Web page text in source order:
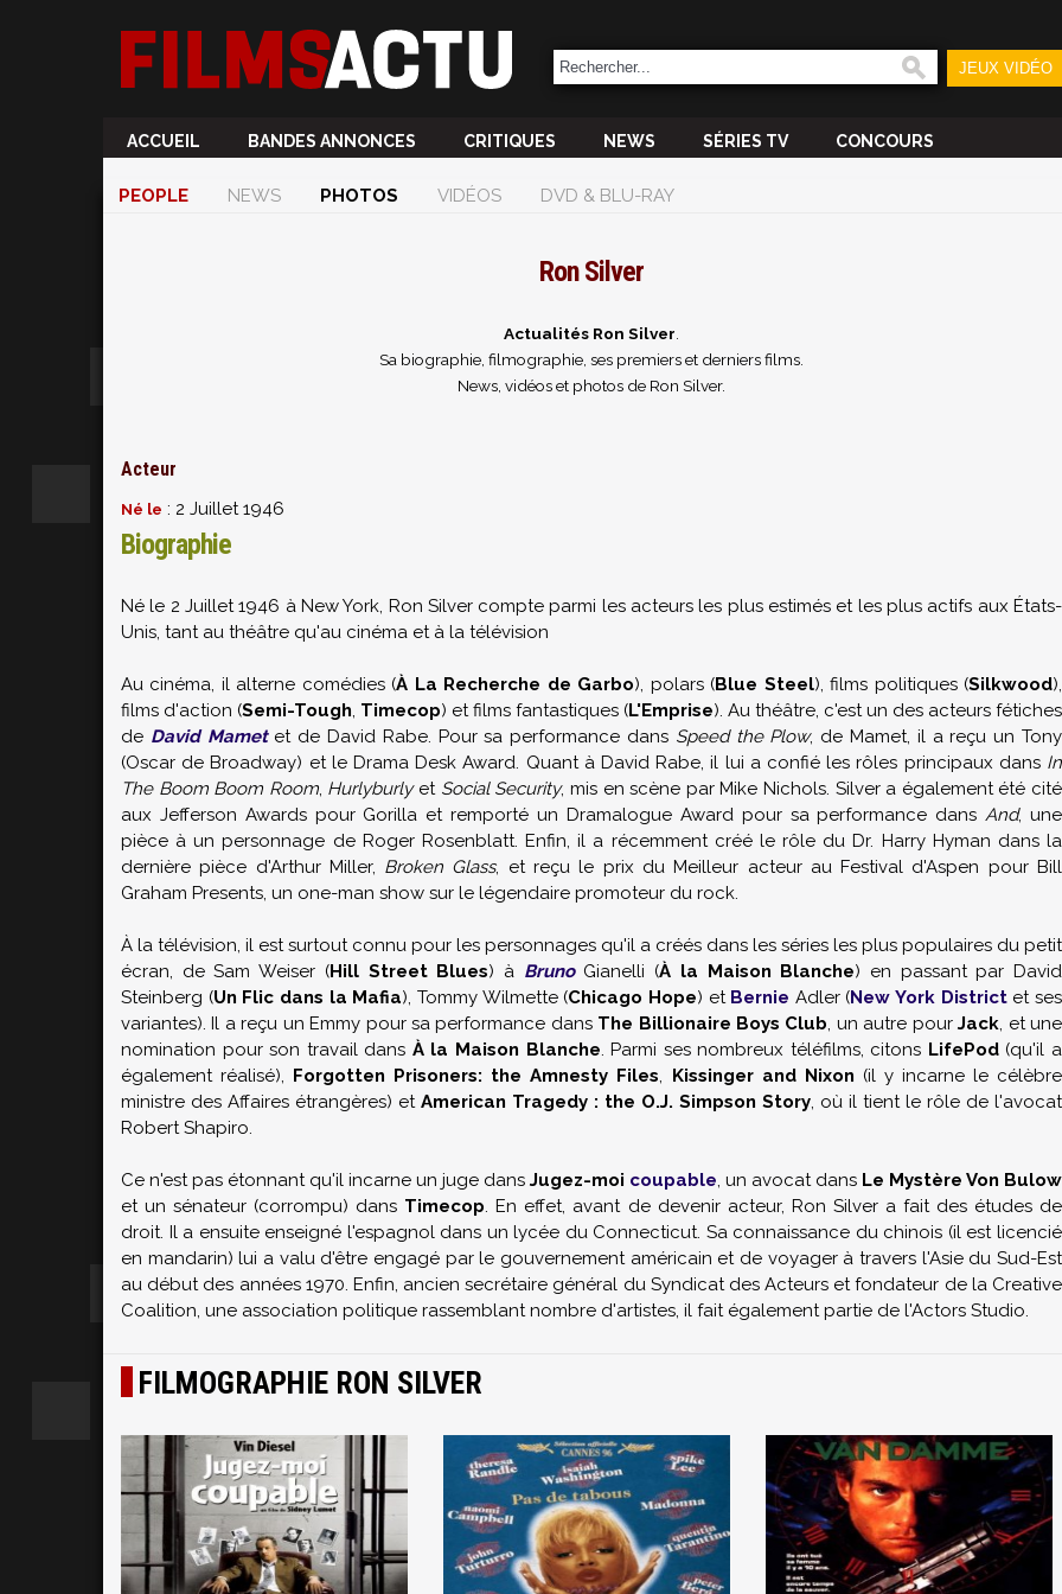
JEUX VIDÉO
ACCUEIL BANDES ANNONCES CRITIQUES NEWS SÉRIES TV CONCOURS
PEOPLE NEWS PHOTOS VIDÉOS DVD & BLU-RAY
Ron Silver
Actualités Ron Silver
Sa biographie, filmographie, ses premiers et derniers films.
News, vidéos et photos de Ron Silver.
Acteur
Né le : 2 Juillet 1946
Biographie
Né le 2 Juillet 1946 à New York, Ron Silver compte parmi les acteurs les plus estimés et les plus actifs aux États-
Unis, tant au théâtre qu'au cinéma et à la télévision
Au cinéma, il alterne comédies (À La Recherche de Garbo), polars (Blue Steel), films politiques (Silkwood),
films d'action (Semi-Tough, Timecop) et films fantastiques (L'Emprise). Au théâtre, c'est un des acteurs fétiches
de David Mametet de David Rabe. Pour sa performance dans Speed the Plow, de Mamet, il a reçu un Tony
(Oscar de Broadway) et le Drama Desk Award. Quant à David Rabe, il lui a confié les rôles principaux dans In
The Boom Boom Room, Hurlyburlyet Social Security, mis en scène par Mike Nichols. Silver a également été cité
aux Jefferson Awards pour Gorilla et remporté un Dramalogue Award pour sa performance dansAnd, une
pièce à un personnage de Roger Rosenblatt. Enfin, il a récemment créé le rôle du Dr. Harry Hyman dans la
dernière pièce d'Arthur Miller, Broken Glass, et reçu le prix du Meilleur acteur au Festival d'Aspen pour Bill
Graham Presents, un one-man show sur le légendaire promoteur du rock.
À la télévision, il est surtout connu pour les personnages qu'il a créés dans les séries les plus populaires du petit
écran, de Sam Weiser (Hill Street Blues) à BrunoGianelli (À la Maison Blanche) en passant par David
Steinberg (Un Flic dans la Mafia), Tommy Wilmette (Chicago Hope) et Bernie Adler (New York District et ses
variantes). Il a reçu un Emmy pour sa performance dans The Billionaire Boys Club, un autre pourJack, et une
nomination pour son travail dans À la Maison Blanche. Parmi ses nombreux téléfilms, citons LifePod(qu'il a
également réalisé), Forgotten Prisoners: the Amnesty Files, Kissinger and Nixon (il y incarne le célèbre
ministre des Affaires étrangères) et American Tragedy : the O.J. Simpson Story, où il tient le rôle de l'avocat
Robert Shapiro.
Ce n'est pas étonnant qu'il incarne un juge dans Jugez-moi coupable, un avocat dans Le Mystère Von Bulow
et un sénateur (corrompu) dans Timecop. En effet, avant de devenir acteur, Ron Silver a fait des études de
droit. Il a ensuite enseigné l'espagnol dans un lycée du Connecticut. Sa connaissance du chinois (il est licencié
en mandarin) lui a valu d'être engagé par le gouvernement américain et de voyager à travers l'Asie du Sud-Est
au début des années 1970. Enfin, ancien secrétaire général du Syndicat des Acteurs et fondateur de la Creative
Coalition, une association politique rassemblant nombre d'artistes, il fait également partie de l'Actors Studio.
FILMOGRAPHIE RON SILVER